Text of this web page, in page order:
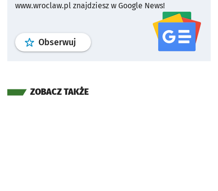
www.wroclaw.pl znajdziesz w Google News!
Obserwuj profil serwisu
ZOBACZ TAKŻE